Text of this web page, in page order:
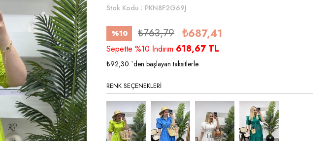
Stok Kodu PKN8F2G69J
%10
İndirim
₺763,79 ₺687,41
Sepette %10 İndirim 618,67 TL
₺92,30 `den başlayan taksitlerle
RENK SEÇENEKLERI
Tükendi
Tükendi
Tükendi
Tükendi